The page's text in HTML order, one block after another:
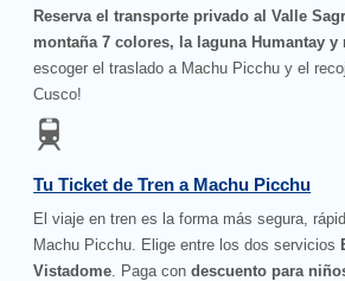
Reserva el transporte privado al Valle
montaña 7 colores, la laguna Humantay y
escoger el traslado a Machu Picchu y el
Cusco!
Tu Ticket de Tren a Machu Picchu
El viaje en tren es la forma más segura,
Machu Picchu. Elige entre los dos servicios
Vistadome . Paga condescuento para